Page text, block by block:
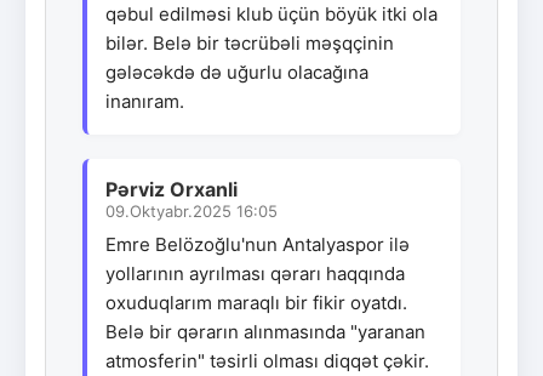
qəbul edilməsi klub üçün böyük itki ola
bilər. Belə bir təcrübəli məşqçinin
gələcəkdə də uğurlu olacağına
inanıram.
Pərviz Orxanli
09.Oktyabr.2025 16:05
Emre Belözoğlu'nun Antalyaspor ilə
yollarının ayrılması qərarı haqqında
oxuduqlarım maraqlı bir fikir oyatdı.
Belə bir qərarın alınmasında "yaranan
atmosferin" təsirli olması diqqət çəkir.